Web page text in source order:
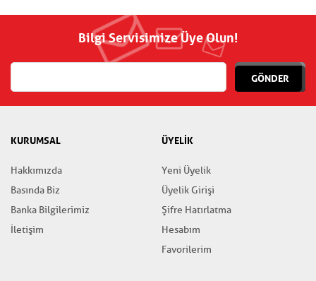
Bilgi Servisimize Üye Olun!
GÖNDER
KURUMSAL
Hakkımızda
Basında Biz
Banka Bilgilerimiz
İletişim
ÜYELİK
Yeni Üyelik
Üyelik Girişi
Şifre Hatırlatma
Hesabım
Favorilerim